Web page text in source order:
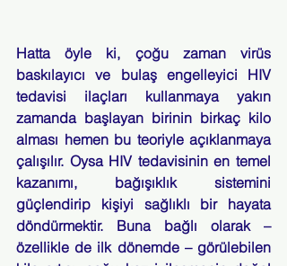
Hatta öyle ki, çoğu zaman virüs
baskılayıcı ve bulaş engelleyici HIV
tedavisi ilaçları kullanmaya yakın
zamanda başlayan birinin birkaç kilo
alması hemen bu teoriyle açıklanmaya
çalışılır. Oysa HIV tedavisinin en temel
kazanımı, bağışıklık sistemini
güçlendirip kişiyi sağlıklı bir hayata
döndürmektir. Buna bağlı olarak –
özellikle de ilk dönemde – görülebilen